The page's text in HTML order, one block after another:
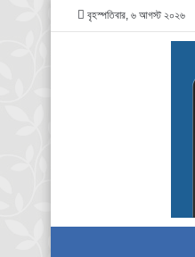
বৃহস্পতিবার, ৬ আগস্ট ২০২৬